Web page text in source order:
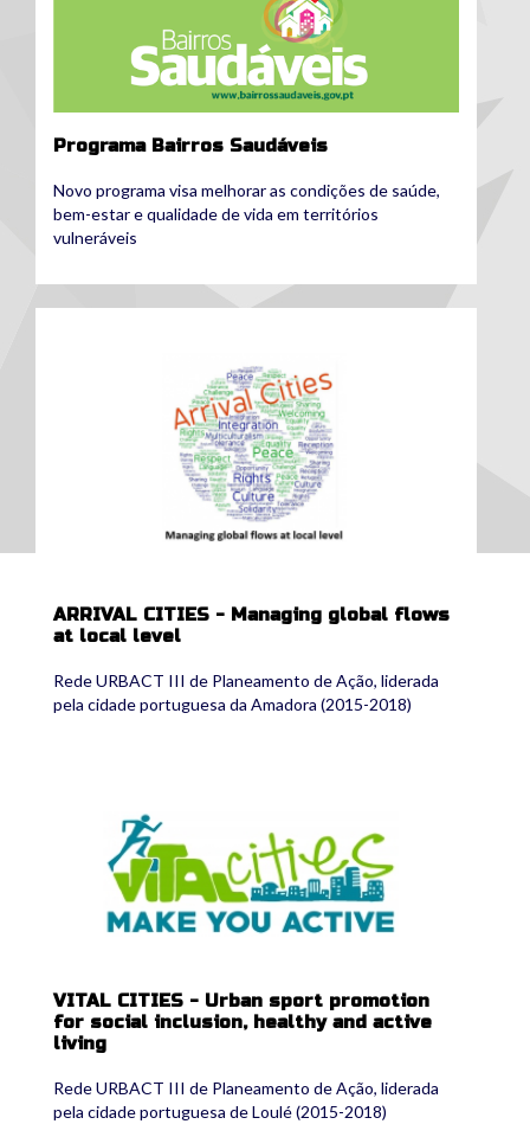
Programa Bairros Saudáveis
Novo programa visa melhorar as condições de saúde,
bem-estar e qualidade de vida em territórios
vulneráveis
ARRIVAL CITIES - Managing global flows
at local level
Rede URBACT III de Planeamento de Ação, liderada
pela cidade portuguesa da Amadora (2015-2018)
VITAL CITIES - Urban sport promotion
for social inclusion, healthy and active
living
Rede URBACT III de Planeamento de Ação, liderada
pela cidade portuguesa de Loulé (2015-2018)